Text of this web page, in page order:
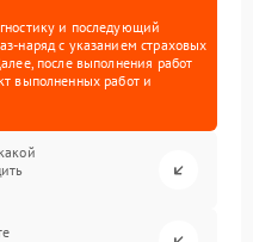
и последующий
наряд с указанием страховых
после выполнения работ
выполненных работ и